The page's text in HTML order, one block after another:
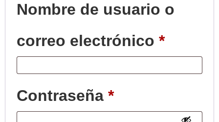
Nombre de usuario o
correo electrónico *
Contraseña *